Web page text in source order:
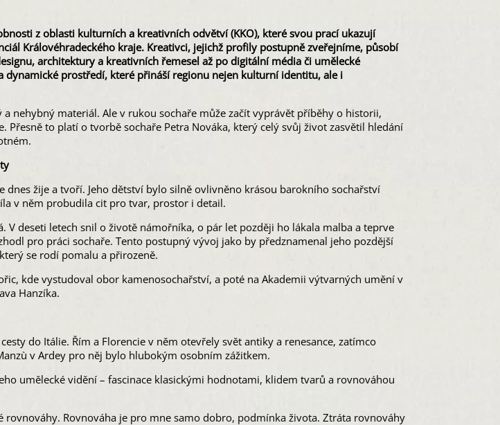
z oblasti kulturních a kreativních odvětví (KKO), které svou prací ukazují
Královéhradeckého kraje. Kreativci, jejichž profily postupně zveřejníme, působí
architektury a kreativních řemesel až po digitální média či umělecké
dynamické prostředí, které přináší regionu nejen kulturní identitu, ale i
nehybný materiál. Ale v rukou sochaře může začít vyprávět příběhy o historii,
Přesně to platí o tvorbě sochaře Petra Nováka, který celý svůj život zasvětil hledání
dnes žije a tvoří. Jeho dětství bylo silně ovlivněno krásou barokního sochařství
v něm probudila cit pro tvar, prostor i detail.
V deseti letech snil o životě námořníka, o pár let později ho lákala malba a teprve
pro práci sochaře. Tento postupný vývoj jako by předznamenal jeho pozdější
se rodí pomalu a přirozeně.
kde vystudoval obor kamenosochařství, a poté na Akademii výtvarných umění v
Hanzíka.
do Itálie. Řím a Florencie v něm otevřely svět antiky a renesance, zatímco
v Ardey pro něj bylo hlubokým osobním zážitkem.
umělecké vidění – fascinace klasickými hodnotami, klidem tvarů a rovnováhou
rovnováhy. Rovnováha je pro mne samo dobro, podmínka života. Ztráta rovnováhy